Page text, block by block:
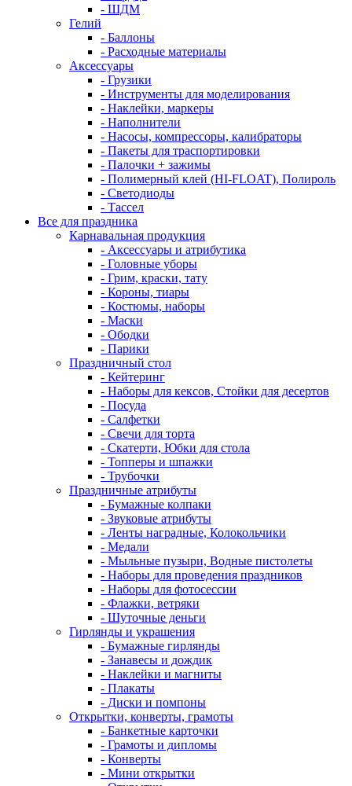
- ШДМ
Гелий
- Баллоны
- Расходные материалы
Аксессуары
- Грузики
- Инструменты для моделирования
- Наклейки, маркеры
- Наполнители
- Насосы, компрессоры, калибраторы
- Пакеты для траспортировки
- Палочки + зажимы
- Полимерный клей (HI-FLOAT), Полироль
- Светодиоды
- Тассел
Все для праздника
Карнавальная продукция
- Аксессуары и атрибутика
- Головные уборы
- Грим, краски, тату
- Короны, тиары
- Костюмы, наборы
- Маски
- Ободки
- Парики
Праздничный стол
- Кейтеринг
- Наборы для кексов, Стойки для десертов
- Посуда
- Салфетки
- Свечи для торта
- Скатерти, Юбки для стола
- Топперы и шпажки
- Трубочки
Праздничные атрибуты
- Бумажные колпаки
- Звуковые атрибуты
- Ленты наградные, Колокольчики
- Медали
- Мыльные пузыри, Водные пистолеты
- Наборы для проведения праздников
- Наборы для фотосессии
- Флажки, ветряки
- Шуточные деньги
Гирлянды и украшения
- Бумажные гирлянды
- Занавесы и дождик
- Наклейки и магниты
- Плакаты
- Диски и помпоны
Открытки, конверты, грамоты
- Банкетные карточки
- Грамоты и дипломы
- Конверты
- Мини открытки